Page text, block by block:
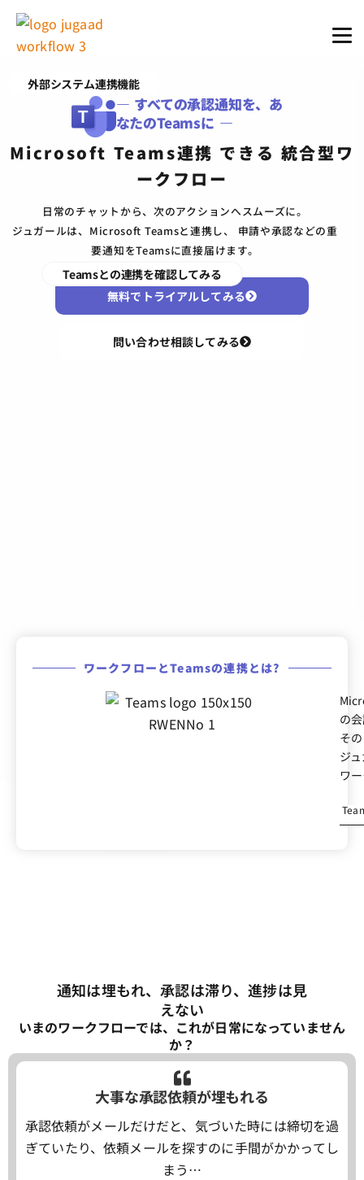
外部システム連携機能
― すべての承認通知を、あ
なたのTeamsに ―
Microsoft Teams連携 できる 統合型ワ
ークフロー
日常のチャットから、次のアクションへスムーズに。
ジュガールは、Microsoft Teamsと連携し、 申請や承認などの重
要通知をTeamsに直接届けます。
Teamsとの連携を確認してみる
無料でトライアルしてみる
問い合わせ相談してみる
ワークフローとTeamsの連携とは?
の
そ
ジ
ワ
いまのワークフローでは、これが日常になっていません
か？
通知は埋もれ、承認は滞り、進捗は見
えない
大事な承認依頼が埋もれる
承認依頼がメールだけだと、気づいた時には締切を過
ぎていたり、依頼メールを探すのに手間がかかってし
まう…